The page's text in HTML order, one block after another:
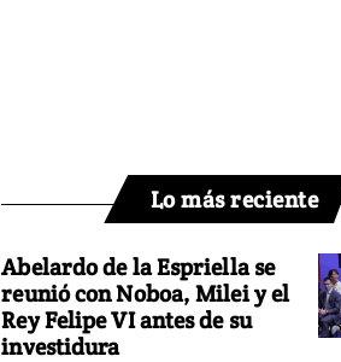
Lo más reciente
Abelardo de la Espriella se
reunió con Noboa, Milei y el
Rey Felipe VI antes de su
investidura